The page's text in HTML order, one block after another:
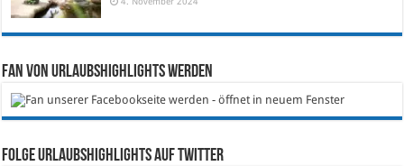
Fan von Urlaubshighlights werden
Folge Urlaubshighlights auf Twitter